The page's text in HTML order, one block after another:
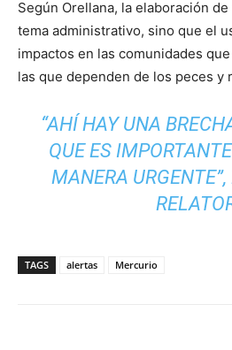
Según Orellana, la elaboración
tema administrativo, sino que el
impactos en las comunidades
las que dependen de los peces y
“AHÍ HAY UNA
QUE ES
MANERA
TAGS alertas Mercurio